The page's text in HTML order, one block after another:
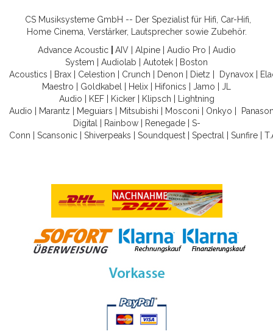
CS Musiksysteme GmbH -- Der Spezialist für Hifi, Car-Hifi,
Home Cinema, Verstärker, Lautsprecher sowie Zubehör.
Advance Acoustic
AIV| Alpine| Audio Pro
Audio
System
Audiolab Autotek
Boston
Acoustics
Brax Celestion Crunch Denon Dietz Dynavox
Maestro
Goldkabel Helix Hifonics Jamo
JL
Audio
KEF| Kicker| Klipsch
Lightning
Audio
Marantz Meguiars Mitsubishi Mosconi Onkyo
Digital
Rainbow| Renegade| S-
Conn
Scansonic Shiverpeaks Soundquest Spectral Sunfire